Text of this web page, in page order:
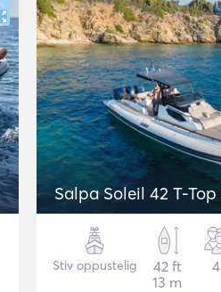
Salpa Soleil 42 T-Top
Stiv oppustelig
42 ft
13 m
4